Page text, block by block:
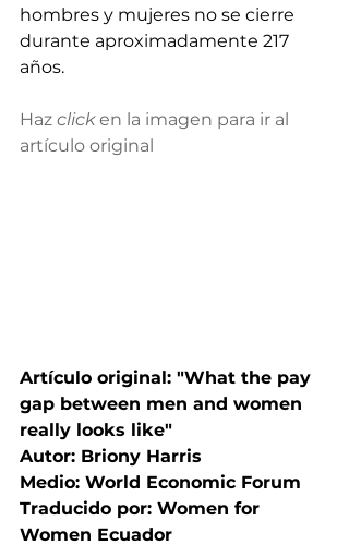
hombres y mujeres no se cierre
durante aproximadamente 217
años.
Haz click en la imagen para ir al
artículo original
Artículo original: "What the pay
gap between men and women
really looks like"
Autor: Briony Harris
Medio: World Economic Forum
Traducido por: Women for
Women Ecuador